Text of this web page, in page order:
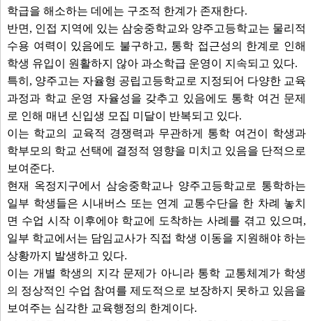
학급을 해소하는 데에는 구조적 한계가 존재한다.
반면, 인접 지역에 있는 삼숭중학교와 양주고등학교는 물리적
수용 여력이 있음에도 불구하고, 통학 접근성의 한계로 인해
학생 유입이 원활하지 않아 과소학급 운영이 지속되고 있다.
특히, 양주고는 자율형 공립고등학교로 지정되어 다양한 교육
과정과 학교 운영 자율성을 갖추고 있음에도 통학 여건 문제
로 인해 매년 신입생 모집 미달이 반복되고 있다.
이는 학교의 교육적 경쟁력과 무관하게 통학 여건이 학생과
학부모의 학교 선택에 결정적 영향을 미치고 있음을 단적으로
보여준다.
현재 옥정지구에서 삼숭중학교나 양주고등학교로 통학하는
일부 학생들은 시내버스 또는 연계 교통수단을 한 차례 놓치
면 수업 시작 이후에야 학교에 도착하는 사례를 겪고 있으며,
일부 학교에서는 담임교사가 직접 학생 이동을 지원해야 하는
상황까지 발생하고 있다.
이는 개별 학생의 지각 문제가 아니라 통학 교통체계가 학생
의 정상적인 수업 참여를 제도적으로 보장하지 못하고 있음을
보여주는 심각한 교육행정의 한계이다.